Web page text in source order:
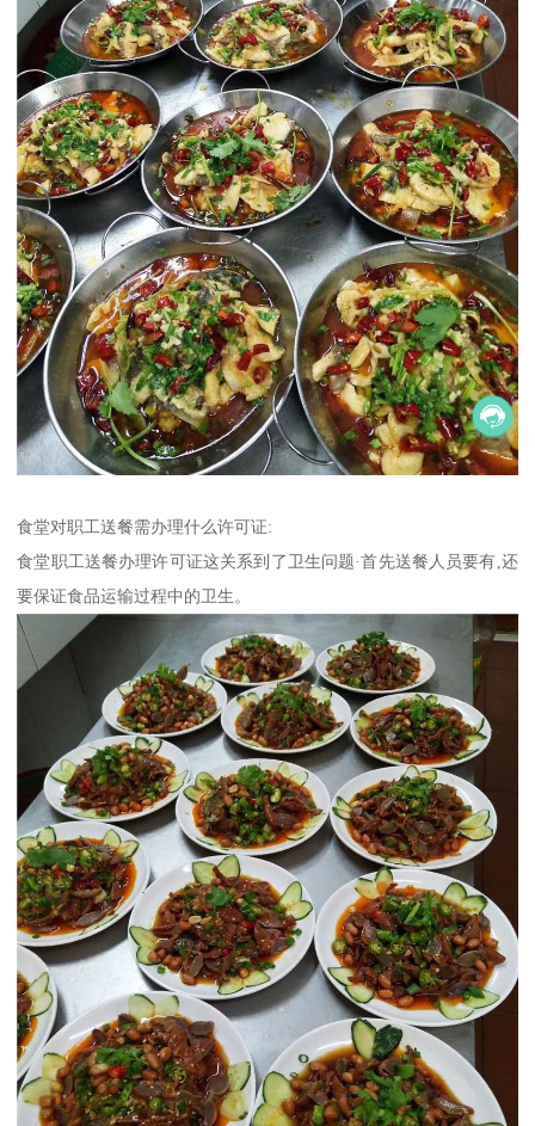
食堂对职工送餐需办理什么许可证:
食堂职工送餐办理许可证这关系到了卫生问题·首先送餐人员要有,还
要保证食品运输过程中的卫生。